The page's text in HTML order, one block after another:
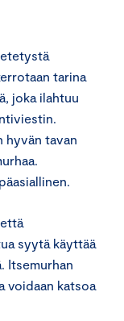
tarina
joka ilahtuu
hyvän tavan
syytä käyttää
Itsemurhan
voidaan katsoa